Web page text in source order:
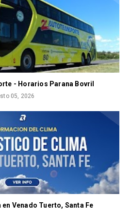
- Horarios Parana Bovril
05, 2026
Venado Tuerto, Santa Fe